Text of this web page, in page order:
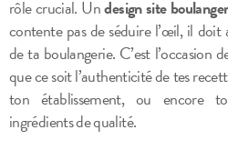
rôle crucial. Undesign site
contente pas de séduire l’œil, il doit
de ta boulangerie. C’est l’occasion
que ce soit l’authenticité de tes
ton établissement, ou encore
ingrédients de qualité.